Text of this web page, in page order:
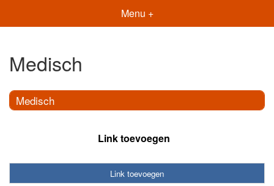
Menu +
Medisch
Medisch
Link toevoegen
Link toevoegen